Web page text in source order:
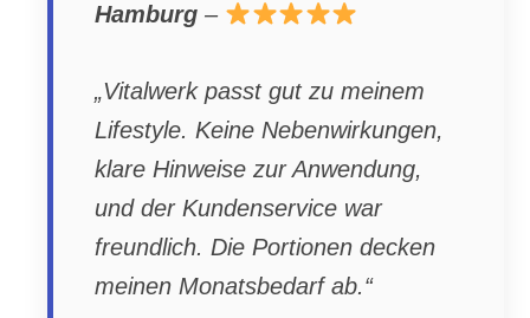
Hamburg –
„Vitalwerk passt gut zu meinem
Lifestyle. Keine Nebenwirkungen,
klare Hinweise zur Anwendung,
und der Kundenservice war
freundlich. Die Portionen decken
meinen Monatsbedarf ab.“